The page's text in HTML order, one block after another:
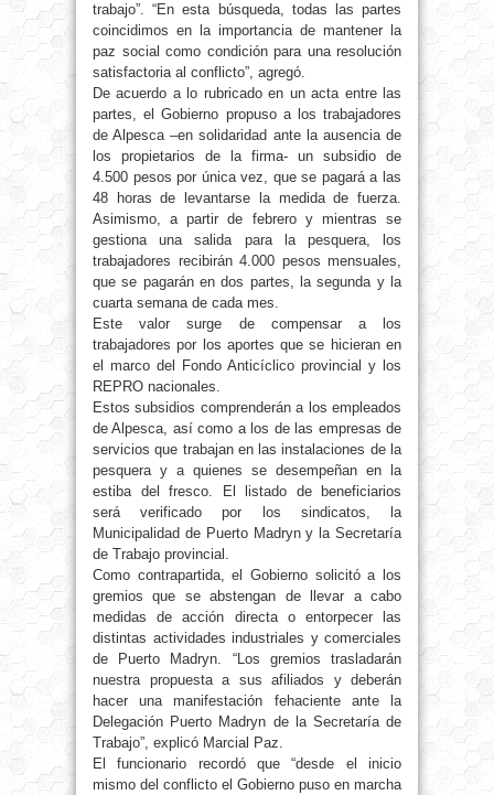
trabajo”. “En esta búsqueda, todas las partes
coincidimos en la importancia de mantener la
paz social como condición para una resolución
satisfactoria al conflicto”, agregó.
De acuerdo a lo rubricado en un acta entre las
partes, el Gobierno propuso a los trabajadores
de Alpesca –en solidaridad ante la ausencia de
los propietarios de la firma- un subsidio de
4.500 pesos por única vez, que se pagará a las
48 horas de levantarse la medida de fuerza.
Asimismo, a partir de febrero y mientras se
gestiona una salida para la pesquera, los
trabajadores recibirán 4.000 pesos mensuales,
que se pagarán en dos partes, la segunda y la
cuarta semana de cada mes.
Este valor surge de compensar a los
trabajadores por los aportes que se hicieran en
el marco del Fondo Anticíclico provincial y los
REPRO nacionales.
Estos subsidios comprenderán a los empleados
de Alpesca, así como a los de las empresas de
servicios que trabajan en las instalaciones de la
pesquera y a quienes se desempeñan en la
estiba del fresco. El listado de beneficiarios
será verificado por los sindicatos, la
Municipalidad de Puerto Madryn y la Secretaría
de Trabajo provincial.
Como contrapartida, el Gobierno solicitó a los
gremios que se abstengan de llevar a cabo
medidas de acción directa o entorpecer las
distintas actividades industriales y comerciales
de Puerto Madryn. “Los gremios trasladarán
nuestra propuesta a sus afiliados y deberán
hacer una manifestación fehaciente ante la
Delegación Puerto Madryn de la Secretaría de
Trabajo”, explicó Marcial Paz.
El funcionario recordó que “desde el inicio
mismo del conflicto el Gobierno puso en marcha